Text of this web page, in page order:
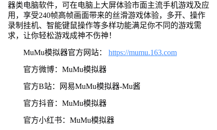
器类电脑软件，可在电脑上大屏体验市面主流手机游戏及应
用，享受240帧高帧画面带来的丝滑游戏体验，多开、操作
录制挂机、智能键鼠操作等多样功能满足你不同的游戏需
求，让你轻松游戏成神不伤神！
MuMu模拟器官方网站： https://mumu.163.com
官方微博：MuMu模拟器
官方B站：网易MuMu模拟器-Mu酱
官方抖音：MuMu模拟器
官方小红书：MuMu模拟器